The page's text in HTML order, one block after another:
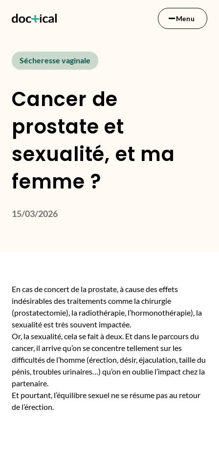
Menu
Sécheresse vaginale
Cancer de
prostate et
sexualité, et ma
femme ?
15/03/2026
En cas de concert de la prostate, à cause des effets
indésirables des traitements comme la chirurgie
(prostatectomie), la radiothérapie, l’hormonothérapie), la
sexualité est très souvent impactée.
Or, la sexualité, cela se fait à deux. Et dans le parcours du
cancer, il arrive qu’on se concentre tellement sur les
difficultés de l’homme (érection, désir, éjaculation, taille du
pénis, troubles urinaires…) qu’on en oublie l’impact chez la
partenaire.
Et pourtant, l’équilibre sexuel ne se résume pas au retour
de l’érection.